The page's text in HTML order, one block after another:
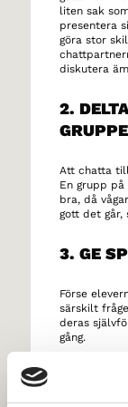
liten sak
presentera
göra stor
diskutera
2.
Att chatta
En grupp
bra, då
gott det går,
3. GE
Förse
särskilt
deras
gång.